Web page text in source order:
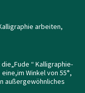
arbeiten,
“ Kalligraphie-
Winkel von 55°,
außergewöhnliches